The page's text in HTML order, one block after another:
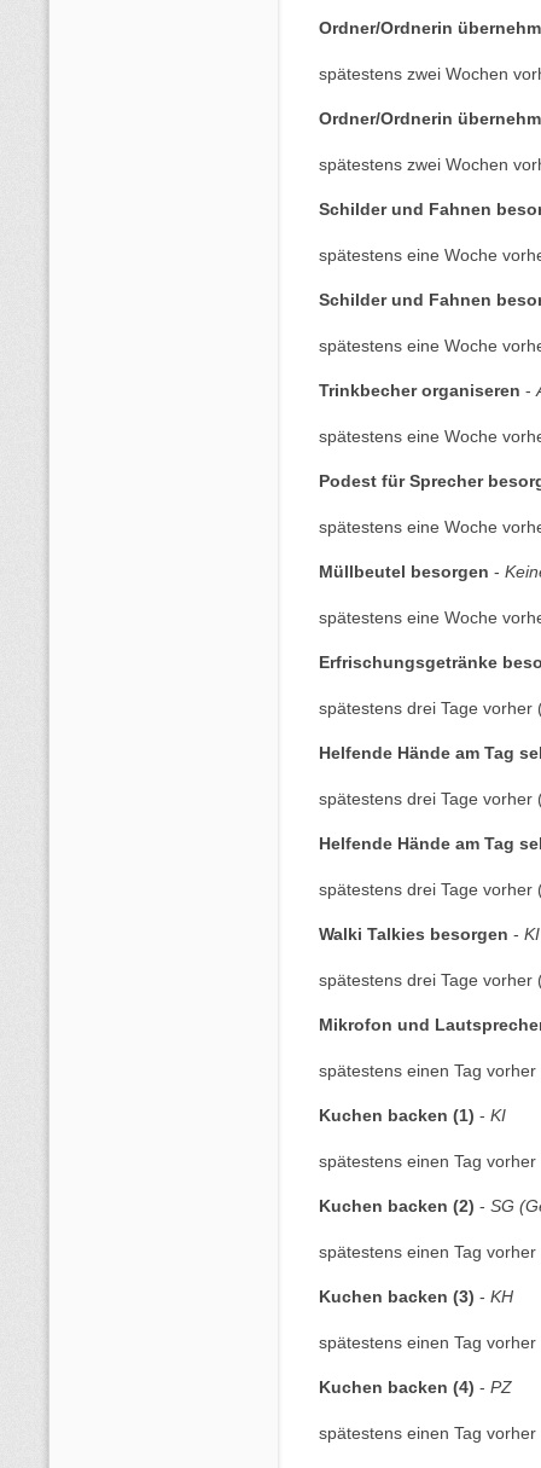
Ordner/Ordnerin
spätestens zwei Wochen
Ordner/Ordnerin
spätestens zwei Wochen
Schilder und Fahnen
spätestens eine Woche
Schilder und Fahnen
spätestens eine Woche
Trinkbecher organiseren -
spätestens eine Woche
Podest für Sprecher
spätestens eine Woche
Müllbeutel besorgen -
spätestens eine Woche
Erfrischungsgetränke
spätestens drei Tage vorher
Helfende Hände am Tag
spätestens drei Tage vorher
Helfende Hände am Tag
spätestens drei Tage vorher
Walki Talkies besorgen - KI
spätestens drei Tage vorher
Mikrofon und
spätestens einen Tag vorher
Kuchen backen (1) - KI
spätestens einen Tag vorher
Kuchen backen (2) - SG
spätestens einen Tag vorher
Kuchen backen (3) - KH
spätestens einen Tag vorher
Kuchen backen (4) - PZ
spätestens einen Tag vorher